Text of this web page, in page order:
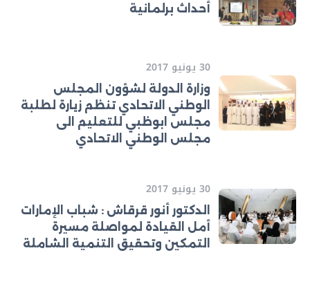
أحداث برلمانية
30 يونيو 2017
وزارة الدولة لشؤون المجلس
الوطني الاتحادي تنظم زيارة لطلبة
مجلس ابوظبي للتعليم الى
مجلس الوطني الاتحادي
30 يونيو 2017
الدكتور أنور قرقاش : شباب الإمارات
أمل القيادة لمواصلة مسيرة
التمكين وتحقيق التنمية الشاملة